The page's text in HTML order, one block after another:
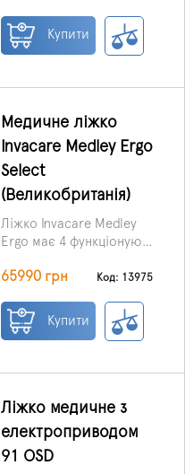
медустановах, а також у
домашніх умовах.
Купити
Медичне ліжко
Invacare Medley Ergo
Select
(Великобританія)
Ліжко Invacare Medley
Ergo має 4 функціонуючі
регулювання положення
ножного відділу.
65990 грн Код: 13975
Купити
Ліжко медичне з
електроприводом
91 OSD